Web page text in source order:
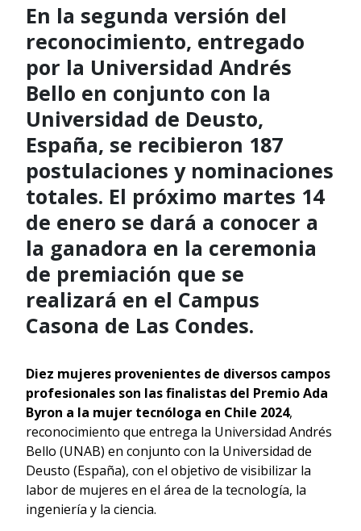
En la segunda versión del
reconocimiento, entregado
por la Universidad Andrés
Bello en conjunto con la
Universidad de Deusto,
España, se recibieron 187
postulaciones y nominaciones
totales. El próximo martes 14
de enero se dará a conocer a
la ganadora en la ceremonia
de premiación que se
realizará en el Campus
Casona de Las Condes.
Diez mujeres provenientes de diversos campos
profesionales son las finalistas del Premio Ada
Byron a la mujer tecnóloga en Chile 2024,
reconocimiento que entrega la Universidad Andrés
Bello (UNAB) en conjunto con la Universidad de
Deusto (España), con el objetivo de visibilizar la
labor de mujeres en el área de la tecnología, la
ingeniería y la ciencia.